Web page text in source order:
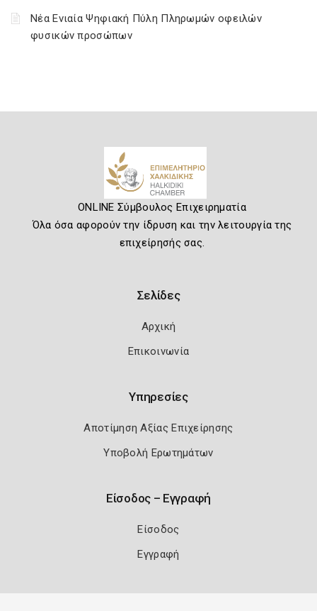
Νέα Ενιαία Ψηφιακή Πύλη Πληρωμών οφειλών
φυσικών προσώπων
ONLINE Σύμβουλος Επιχειρηματία
Όλα όσα αφορούν την ίδρυση και την λειτουργία της
επιχείρησής σας.
Σελίδες
Αρχική
Επικοινωνία
Υπηρεσίες
Αποτίμηση Αξίας Επιχείρησης
Υποβολή Ερωτημάτων
Είσοδος – Εγγραφή
Είσοδος
Εγγραφή